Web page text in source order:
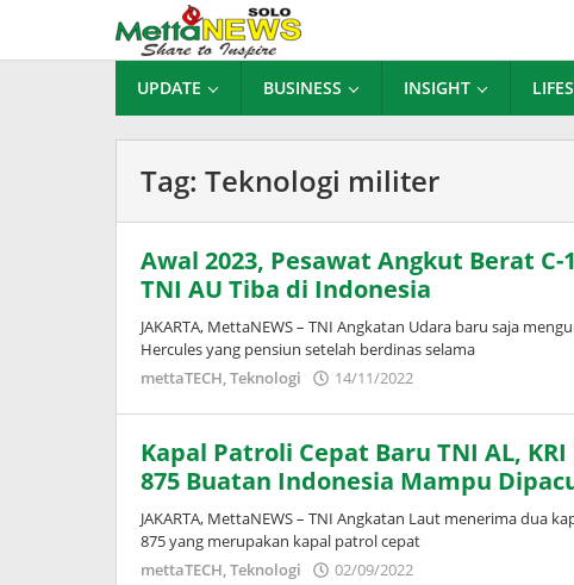
konten
UPDATE BUSINESS INSIGHT
Tag: Teknologi militer
Awal 2023, Pesawat Angkut Berat C-
TNI AU Tiba di Indonesia
JAKARTA, MettaNEWS – TNI Angkatan Udara baru saja
Hercules yang pensiun setelah berdinas selama
mettaTECH,Teknologi 14/11/2022
Kapal Patroli Cepat Baru TNI AL,
875 Buatan Indonesia Mampu
JAKARTA, MettaNEWS – TNI Angkatan Laut menerima dua
875 yang merupakan kapal patrol cepat
mettaTECH,Teknologi 02/09/2022